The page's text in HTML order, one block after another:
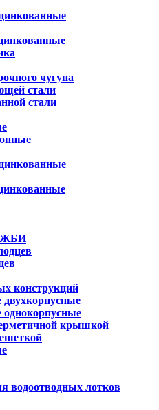
чугуна
стали
стали
ЖБИ
конструкций
крышкой
водоотводных лотков